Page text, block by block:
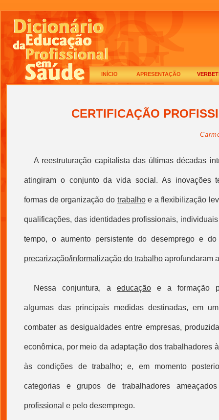
INÍCIO APRESENTAÇÃO
CERTIFICAÇÃO
A reestruturação capitalista das últimas décadas
atingiram o conjunto da vida social. As inovações
formas de organização do trabalhoe a flexibilização
qualificações, das identidades profissionais,
tempo, o aumento persistente do desemprego e
precarização/informalização do trabalho aprofundaram
Nessa conjuntura, a educação e a formação
algumas das principais medidas destinadas, em
combater as desigualdades entre empresas,
econômica, por meio da adaptação dos trabalhadores
às condições de trabalho; e, em momento
categorias e grupos de trabalhadores
profissional e pelo desemprego.